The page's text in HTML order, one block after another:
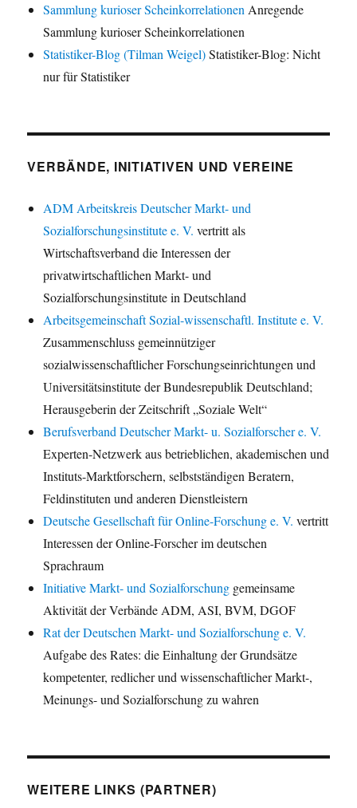
Sammlung kurioser Scheinkorrelationen Anregende
Sammlung kurioser Scheinkorrelationen
Statistiker-Blog (Tilman Weigel)Statistiker-Blog: Nicht
nur für Statistiker
VERBÄNDE, INITIATIVEN UND VEREINE
ADM Arbeitskreis Deutscher Markt- und
Sozialforschungsinstitute e. V. vertritt als
Wirtschaftsverband die Interessen der
privatwirtschaftlichen Markt- und
Sozialforschungsinstitute in Deutschland
Arbeitsgemeinschaft Sozial-wissenschaftl. Institute e. V.
Zusammenschluss gemeinnütziger
sozialwissenschaftlicher Forschungseinrichtungen und
Universitätsinstitute der Bundesrepublik Deutschland;
Herausgeberin der Zeitschrift „Soziale Welt“
Berufsverband Deutscher Markt- u. Sozialforscher e. V.
Experten-Netzwerk aus betrieblichen, akademischen und
Instituts-Marktforschern, selbstständigen Beratern,
Feldinstituten und anderen Dienstleistern
Deutsche Gesellschaft für Online-Forschung e. V. vertritt
Interessen der Online-Forscher im deutschen
Sprachraum
Initiative Markt- und Sozialforschung gemeinsame
Aktivität der Verbände ADM, ASI, BVM, DGOF
Rat der Deutschen Markt- und Sozialforschung e. V.
Aufgabe des Rates: die Einhaltung der Grundsätze
kompetenter, redlicher und wissenschaftlicher Markt-,
Meinungs- und Sozialforschung zu wahren
WEITERE LINKS (PARTNER)